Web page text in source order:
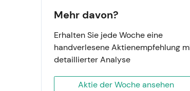
Mehr davon?
Erhalten Sie jede Woche eine
handverlesene Aktienempfehlung
detaillierter Analyse
Aktie der Woche ansehen